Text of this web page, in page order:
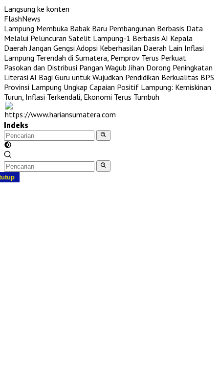
Langsung ke konten
FlashNews
Lampung Membuka Babak Baru Pembangunan Berbasis Data
Melalui Peluncuran Satelit Lampung-1 Berbasis AI Kepala
Daerah Jangan Gengsi Adopsi Keberhasilan Daerah Lain Inflasi
Lampung Terendah di Sumatera, Pemprov Terus Perkuat
Pasokan dan Distribusi Pangan Wagub Jihan Dorong Peningkatan
Literasi AI Bagi Guru untuk Wujudkan Pendidikan Berkualitas BPS
Provinsi Lampung Ungkap Capaian Positif Lampung: Kemiskinan
Turun, Inflasi Terkendali, Ekonomi Terus Tumbuh
Indeks